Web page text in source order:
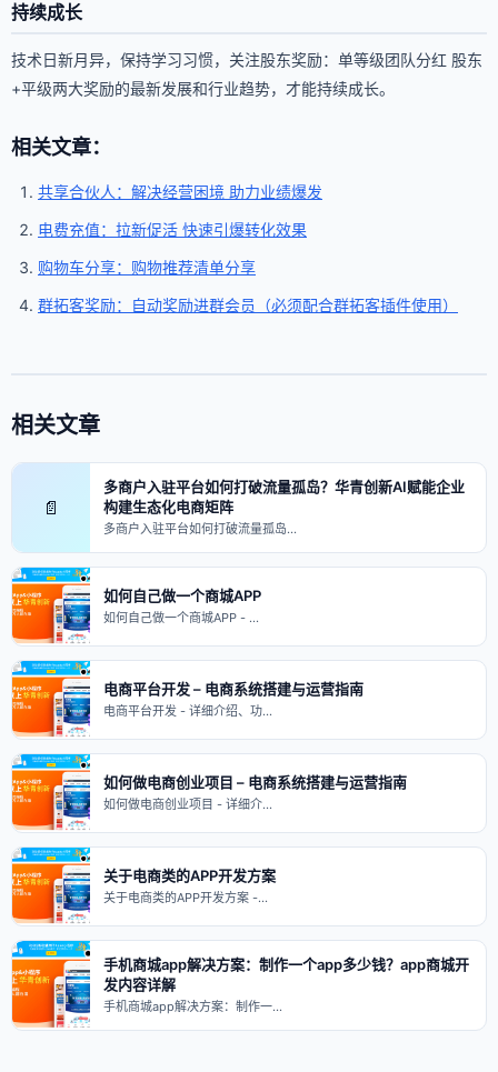
持续成长
技术日新月异，保持学习习惯，关注股东奖励：单等级团队分红 股东
+平级两大奖励的最新发展和行业趋势，才能持续成长。
相关文章：
共享合伙人：解决经营困境 助力业绩爆发
电费充值：拉新促活 快速引爆转化效果
购物车分享：购物推荐清单分享
群拓客奖励：自动奖励进群会员（必须配合群拓客插件使用）
相关文章
📄
多商户入驻平台如何打破流量孤岛？华青创新AI赋能企业
构建生态化电商矩阵
多商户入驻平台如何打破流量孤岛…
如何自己做一个商城APP
如何自己做一个商城APP - …
电商平台开发 – 电商系统搭建与运营指南
电商平台开发 - 详细介绍、功…
如何做电商创业项目 – 电商系统搭建与运营指南
如何做电商创业项目 - 详细介…
关于电商类的APP开发方案
关于电商类的APP开发方案 -…
手机商城app解决方案：制作一个app多少钱？app商城开
发内容详解
手机商城app解决方案：制作一…